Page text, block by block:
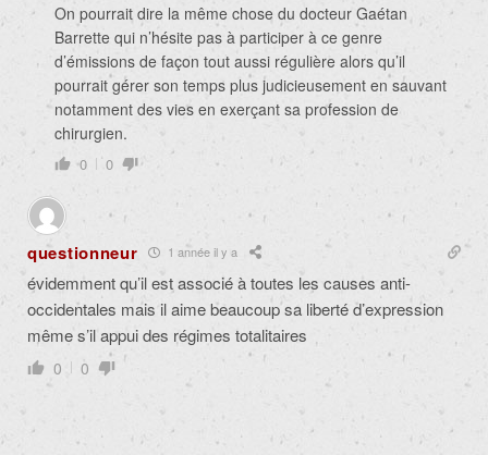
On pourrait dire la même chose du docteur Gaétan
Barrette qui n’hésite pas à participer à ce genre
d’émissions de façon tout aussi régulière alors qu’il
pourrait gérer son temps plus judicieusement en sauvant
notamment des vies en exerçant sa profession de
chirurgien.
0 0
questionneur 1 année il y a
évidemment qu’il est associé à toutes les causes anti-
occidentales mais il aime beaucoup sa liberté d’expression
même s’il appui des régimes totalitaires
0 0